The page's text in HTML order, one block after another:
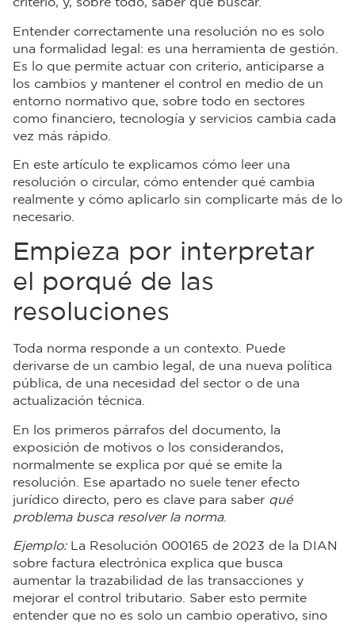
criterio, y, sobre todo, saber qué buscar.
Entender correctamente una resolución no es solo
una formalidad legal: es una herramienta de gestión.
Es lo que permite actuar con criterio, anticiparse a
los cambios y mantener el control en medio de un
entorno normativo que, sobre todo en sectores
como financiero, tecnología y servicios cambia cada
vez más rápido.
En este artículo te explicamos cómo leer una
resolución o circular, cómo entender qué cambia
realmente y cómo aplicarlo sin complicarte más de lo
necesario.
Empieza por interpretar
el porqué de las
resoluciones
Toda norma responde a un contexto. Puede
derivarse de un cambio legal, de una nueva política
pública, de una necesidad del sector o de una
actualización técnica.
En los primeros párrafos del documento, la
exposición de motivos o los considerandos,
normalmente se explica por qué se emite la
resolución. Ese apartado no suele tener efecto
jurídico directo, pero es clave para saber qué
problema busca resolver la norma.
Ejemplo:La Resolución 000165 de 2023 de la DIAN
sobre factura electrónica explica que busca
aumentar la trazabilidad de las transacciones y
mejorar el control tributario. Saber esto permite
entender que no es solo un cambio operativo, sino